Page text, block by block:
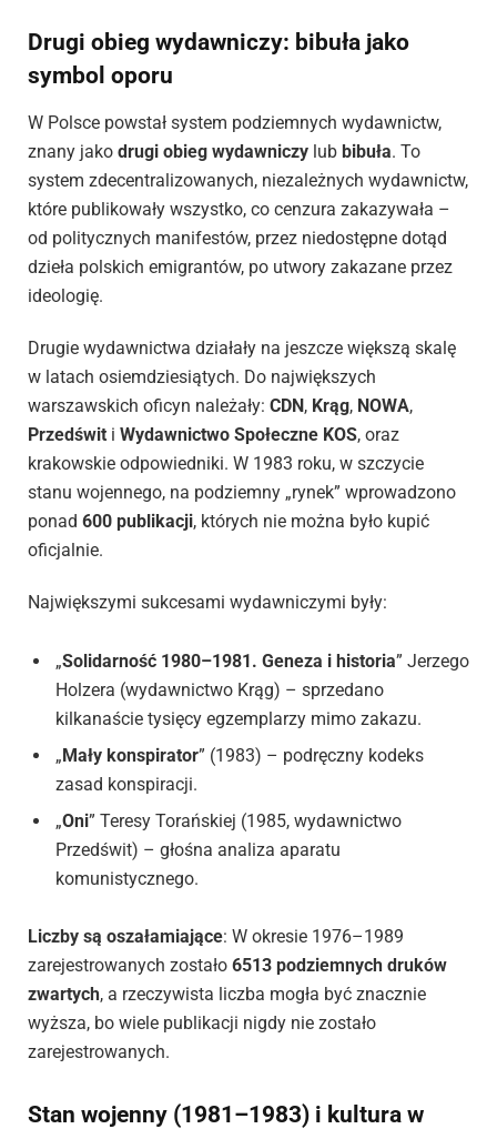
Drugi obieg wydawniczy: bibuła jako
symbol oporu
W Polsce powstał system podziemnych wydawnictw,
znany jako drugi obieg wydawniczy lub bibuła. To
system zdecentralizowanych, niezależnych wydawnictw,
które publikowały wszystko, co cenzura zakazywała –
od politycznych manifestów, przez niedostępne dotąd
dzieła polskich emigrantów, po utwory zakazane przez
ideologię.
Drugie wydawnictwa działały na jeszcze większą skalę
w latach osiemdziesiątych. Do największych
warszawskich oficyn należały: CDN , Krąg, NOWA,
Przedświt i Wydawnictwo Społeczne KOS, oraz
krakowskie odpowiedniki. W 1983 roku, w szczycie
stanu wojennego, na podziemny „rynek” wprowadzono
ponad 600 publikacji, których nie można było kupić
oficjalnie.
Największymi sukcesami wydawniczymi były:
„Solidarność 1980–1981. Geneza i historia” Jerzego
Holzera (wydawnictwo Krąg) – sprzedano
kilkanaście tysięcy egzemplarzy mimo zakazu.
„Mały konspirator” (1983) – podręczny kodeks
zasad konspiracji.
„Oni” Teresy Torańskiej (1985, wydawnictwo
Przedświt) – głośna analiza aparatu
komunistycznego.
Liczby są oszałamiające: W okresie 1976–1989
zarejestrowanych zostało 6513 podziemnych druków
zwartych, a rzeczywista liczba mogła być znacznie
wyższa, bo wiele publikacji nigdy nie zostało
zarejestrowanych.
Stan wojenny (1981–1983) i kultura w